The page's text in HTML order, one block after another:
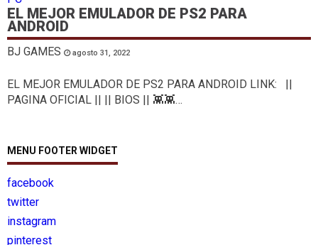
EL MEJOR EMULADOR DE PS2 PARA
ANDROID
BJ GAMES agosto 31, 2022
EL MEJOR EMULADOR DE PS2 PARA ANDROID LINK: ||
PAGINA OFICIAL || || BIOS || 👾👾…
MENU FOOTER WIDGET
facebook
twitter
instagram
pinterest